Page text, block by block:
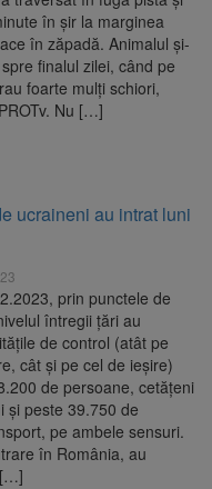
în șir la marginea
în zăpadă. Animalul și-
finalul zilei, când pe
foarte mulți schiori,
Nu […]
ucraineni au intrat luni
prin punctele de
întregii ţări au
de control (atât pe
cât şi pe cel de ieşire)
de persoane, cetățeni
și peste 39.750 de
pe ambele sensuri.
în România, au